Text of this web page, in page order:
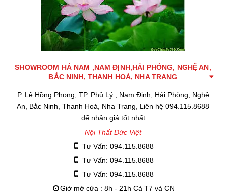
SHOWROOM HÀ NAM ,NAM ĐỊNH,HẢI PHÒNG, NGHỆ AN,
BẮC NINH, THANH HOÁ, NHA TRANG
P. Lê Hồng Phong, TP. Phủ Lý , Nam Định, Hải Phòng, Nghệ
An, Bắc Ninh, Thanh Hoá, Nha Trang, Liên hệ 094.115.8688
để nhận giá tốt nhất
Nội Thất Đức Việt
Tư Vấn: 094.115.8688
Tư Vấn: 094.115.8688
Tư Vấn: 094.115.8688
Giờ mở cửa : 8h - 21h Cả T7 và CN